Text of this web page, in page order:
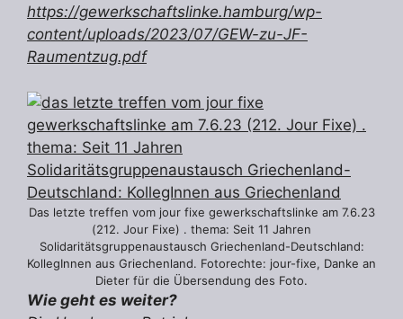
https://gewerkschaftslinke.hamburg/wp-
content/uploads/2023/07/GEW-zu-JF-
Raumentzug.pdf
Das letzte treffen vom jour fixe gewerkschaftslinke am 7.6.23
(212. Jour Fixe) . thema: Seit 11 Jahren
Solidaritätsgruppenaustausch Griechenland-Deutschland:
KollegInnen aus Griechenland. Fotorechte: jour-fixe, Danke an
Dieter für die Übersendung des Foto.
Wie geht es weiter?